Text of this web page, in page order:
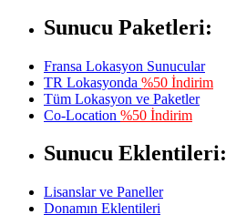
Sunucu Paketleri:
Fransa Lokasyon Sunucular
TR Lokasyonda %50 İndirim
Tüm Lokasyon ve Paketler
Co-Location %50 İndirim
Sunucu Eklentileri:
Lisanslar ve Paneller
Donamın Eklentileri